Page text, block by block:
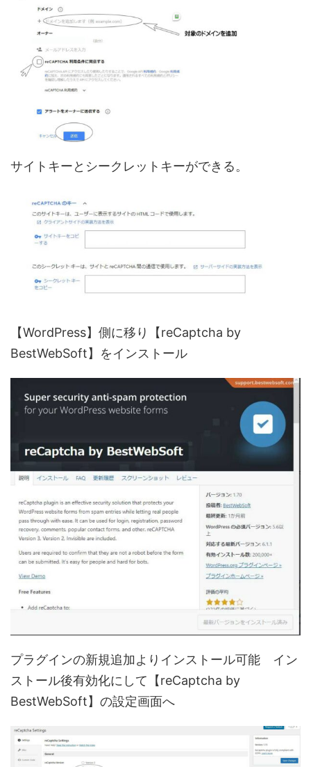
サイトキーとシークレットキーができる。
【WordPress】側に移り【reCaptcha by
BestWebSoft】をインストール
プラグインの新規追加よりインストール可能 イン
ストール後有効化にして【reCaptcha by
BestWebSoft】の設定画面へ